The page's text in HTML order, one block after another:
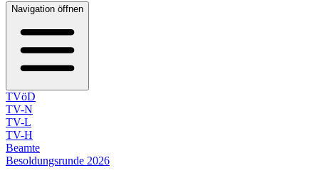
Navigation öffnen
TVöD
TV-N
TV-L
TV-H
Beamte
Besoldungsrunde 2026